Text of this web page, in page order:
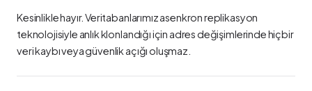
Kesinlikle hayır. Veritabanlarımız asenkron replikasyon
teknolojisiyle anlık klonlandığı için adres değişimlerinde hiçbir
veri kaybı veya güvenlik açığı oluşmaz.